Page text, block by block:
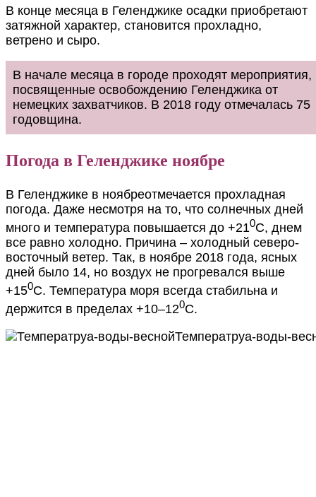
В конце месяца в Геленджике осадки приобретают
затяжной характер, становится прохладно,
ветрено и сыро.
В начале месяца в городе проходят мероприятия,
посвященные освобождению Геленджика от
немецких захватчиков. В 2018 году отмечалась 75
годовщина.
Погода в Геленджике ноябре
В Геленджике в ноябреотмечается прохладная
погода. Даже несмотря на то, что солнечных дней
много и температура повышается до +210С, днем
все равно холодно. Причина – холодный северо-
восточный ветер. Так, в ноябре 2018 года, ясных
дней было 14, но воздух не прогревался выше
+150С. Температура моря всегда стабильна и
держится в пределах +10–120С.
Температруа-воды-